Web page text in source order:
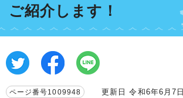
ご紹介します！
ページ番号1009948 更新日 令和6年6月7日